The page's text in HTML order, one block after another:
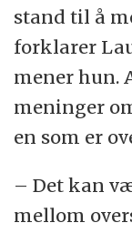
stand til å
forklarer
mener hun.
meninger
en som er
– Det kan
mellom